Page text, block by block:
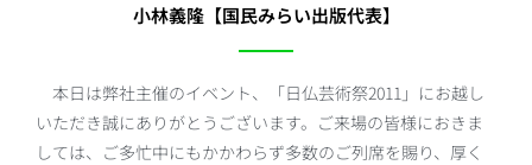
小林義隆【国民みらい出版代表】
本日は弊社主催のイベント、「日仏芸術祭2011」にお越し
いただき誠にありがとうございます。ご来場の皆様におきま
しては、ご多忙中にもかかわらず多数のご列席を賜り、厚く